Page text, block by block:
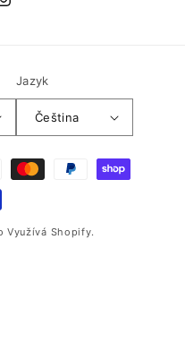
Jazyk
Čeština
Využívá Shopify.